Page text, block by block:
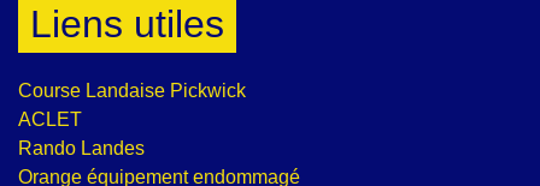
Liens utiles
Course Landaise Pickwick
ACLET
Rando Landes
Orange équipement endommagé